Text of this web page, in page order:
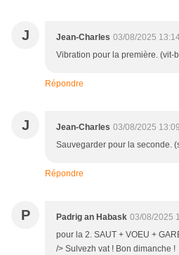
J Jean-Charles 03/08/2025
Vibration pour la première. (vit-
Répondre
J Jean-Charles 03/08/2025 13:09
Sauvegarder pour la seconde.
Répondre
P Padrig an Habask 03/08/2025
pour la 2. SAUT + VOEU +
/> Sulvezh vat ! Bon dimanche !